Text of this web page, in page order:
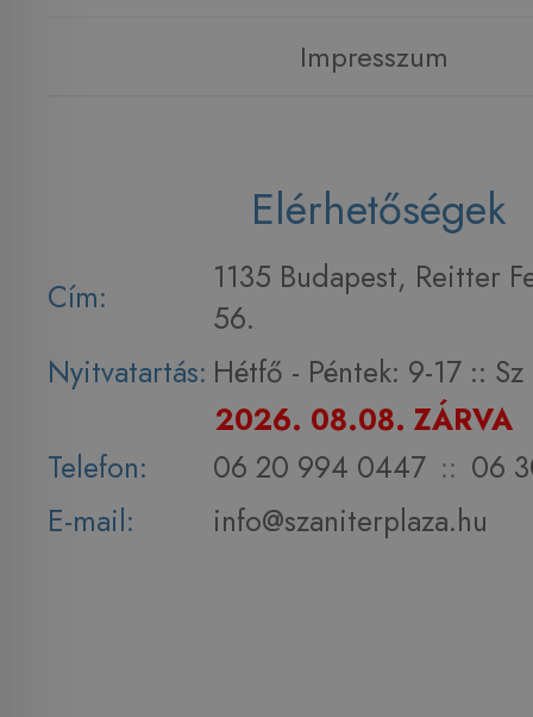
Impresszum
Elérhetőségek
Cím:
1135 Budapest, Reitter
56.
Nyitvatartás: Hétfő - Péntek: 9-17 :: Sz
2026. 08.08. ZÁRVA
Telefon:
06 20 994 0447 :: 06
E-mail:
info@szaniterplaza.hu